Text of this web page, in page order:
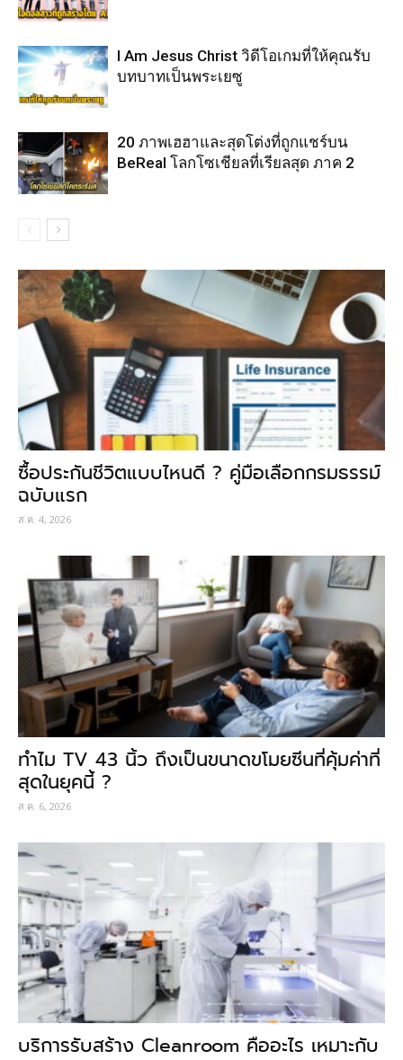
I Am Jesus Christ วิดีโอเกมที่ให้คุณรับ
บทบาทเป็นพระเยซู
20 ภาพเฮฮาและสุดโต่งที่ถูกแชร์บน
BeReal โลกโซเชียลที่เรียลสุด ภาค 2
ซื้อประกันชีวิตแบบไหนดี ? คู่มือเลือกกรมธรรม์
ฉบับแรก
ส.ค. 4, 2026
ทำไม TV 43 นิ้ว ถึงเป็นขนาดขโมยซีนที่คุ้มค่าที่
สุดในยุคนี้ ?
ส.ค. 6, 2026
บริการรับสร้าง Cleanroom คืออะไร เหมาะกับ